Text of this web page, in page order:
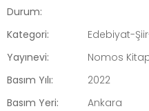
Durum:
Kategori:
Edebiyat-
Yayınevi:
Nomos
Basım Yılı:
2022
Basım Yeri:
Ankara